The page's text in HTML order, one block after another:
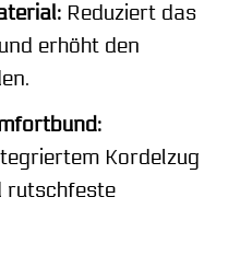
Reduziert das
erhöht den
Kordelzug
rutschfeste